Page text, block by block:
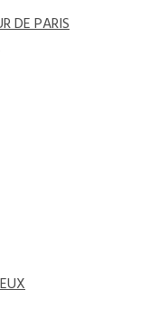
DE PARIS